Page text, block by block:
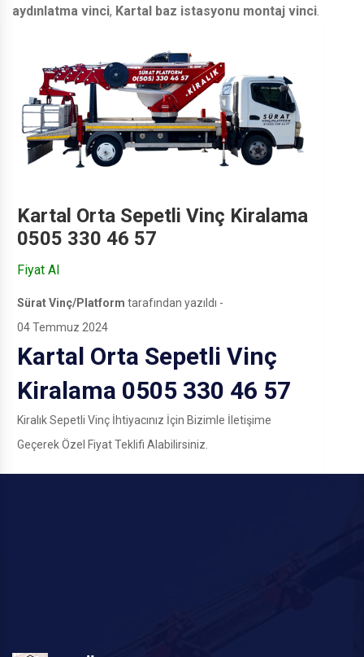
aydınlatma vinci, Kartal baz istasyonu montaj vinci
Kartal Orta Sepetli Vinç Kiralama
0505 330 46 57
Fiyat Al
Sürat Vinç/Platform tarafından yazıldı -
04 Temmuz 2024
Kartal Orta Sepetli Vinç
Kiralama 0505 330 46 57
Kiralık Sepetli Vinç İhtiyacınız İçin Bizimle İletişime
Geçerek Özel Fiyat Teklifi Alabilirsiniz.